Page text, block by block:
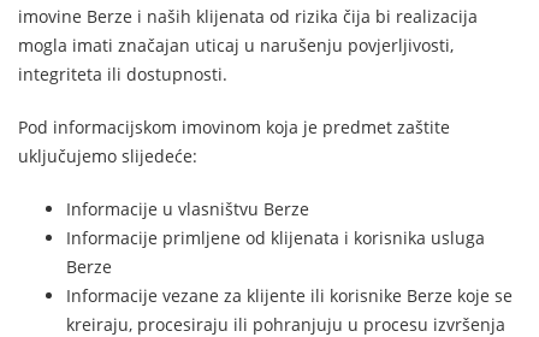
imovine Berze i naših klijenata od rizika čija bi realizacija
mogla imati značajan uticaj u narušenju povjerljivosti,
integriteta ili dostupnosti.
Pod informacijskom imovinom koja je predmet zaštite
uključujemo slijedeće:
Informacije u vlasništvu Berze
Informacije primljene od klijenata i korisnika usluga
Berze
Informacije vezane za klijente ili korisnike Berze koje se
kreiraju, procesiraju ili pohranjuju u procesu izvršenja